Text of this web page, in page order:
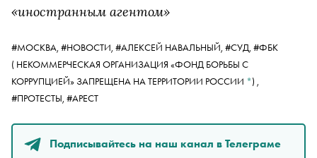
«иностранным агентом»
#МОСКВА, #НОВОСТИ, #АЛЕКСЕЙ НАВАЛЬНЫЙ, #СУД, #ФБК
( НЕКОММЕРЧЕСКАЯ ОРГАНИЗАЦИЯ «ФОНД БОРЬБЫ С
КОРРУПЦИЕЙ» ЗАПРЕЩЕНА НА ТЕРРИТОРИИ РОССИИ *) ,
#ПРОТЕСТЫ, #АРЕСТ
Подписывайтесь на наш канал в Телеграме